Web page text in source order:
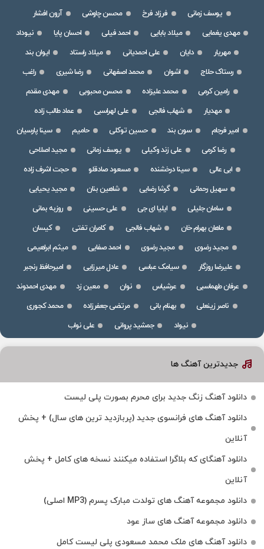
یوسف زمانی فرزاد فرخ محسن چاوشی
آرون افشار
مهدی یغمایی
میلاد بابایی احمد فیلی احسان پایا
نیوداد
مهریار
دایان علی احمدیانی میلاد راستاد
ایوان بند
رستاک حلاج
اشوان محمد اصفهانی رضا شیری
راغب
رامین کرمی
محمد علیزاده محسن محبوبی
مهدی مقدم
مهدیار
شهاب فالجی علی لهراسبی
عماد طالب زاده
امیر فرجام
سون بند حسین توکلی حامیم
سینا پارسیان
رضا کرمی
علی زند وکیلی یوسف زمانی
مجید اصلاحی
ابی عالی
سینا درخشنده مسعود صادقلو
حجت اشرف زاده
سهیل رحمانی
گرشا رضایی شاهین بنان
مجید یحیایی
سامان جلیلی
ایلیا ای جی علی حسینی
روزبه بمانی
ماهان بهرام خان
شهاب فالجی کامران تفتی
کیسان
مجید رضوی
مجید رضوی احمد صفایی
میثم ابراهیمی
علیرضا روزگار
سیامک عباسی عادل میرزایی
امیرحافظ رنجبر
عرفان طهماسبی
عرشیاس نوان معین زد
مهدی احمدوند
ناصر زینعلی
بهنام بانی مرتضی جعفرزاده
محمد کجوری
نیواد
جمشید پروانی علی نواب
جدیدترین آهنگ ها
دانلود آهنگ زنگ جدید برای محرم بصورت پلی لیست
دانلود آهنگ های فرانسوی جدید (پربازدید ترین های سال) + پخش
آنلاین
دانلود آهنگای که بلاگرا استفاده میکنند نسخه های کامل + پخش
آنلاین
دانلود مجموعه آهنگ های تولدت مبارک پسرم (MP3 اصلی)
دانلود مجموعه آهنگ های ساز عود
دانلود آهنگ های ملک‌ محمد مسعودی پلی لیست کامل